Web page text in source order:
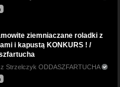
ziemniaczane roladki z
i kapustą KONKURS ! /
Strzelczyk ODDASZFARTUCHA